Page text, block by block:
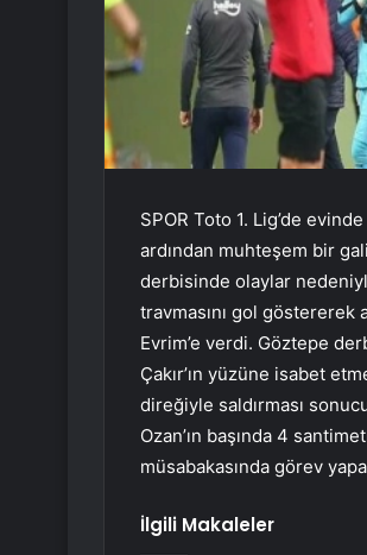
SPOR Toto 1. Lig’de
ardından muhteşem bir
derbisinde olaylar
travmasını gol göstererek
Evrim’e verdi. Göztepe
Çakır’ın yüzüne isabet
direğiyle saldırması
Ozan’ın başında 4
müsabakasında görev
İlgili Makaleler